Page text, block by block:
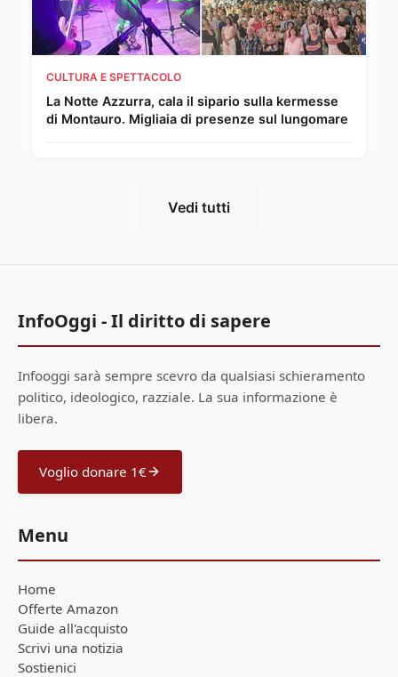
CULTURA E SPETTACOLO
La Notte Azzurra, cala il sipario sulla kermesse
di Montauro. Migliaia di presenze sul lungomare
Vedi tutti
InfoOggi - Il diritto di sapere
Infooggi sarà sempre scevro da qualsiasi schieramento
politico, ideologico, razziale. La sua informazione è
libera.
Voglio donare 1€
Menu
Home
Offerte Amazon
Guide all'acquisto
Scrivi una notizia
Sostienici